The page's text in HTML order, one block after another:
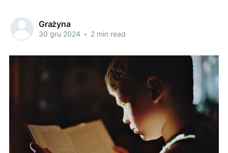
Grażyna
30 gru 2024 • 2 min read